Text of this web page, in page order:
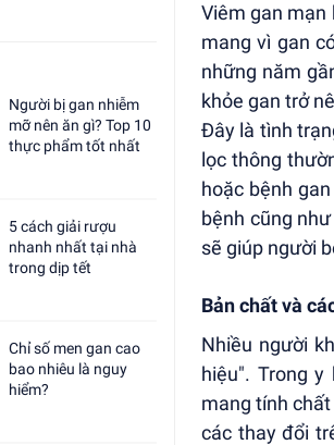
Người bị gan nhiễm
mỡ nên ăn gì? Top 10
thực phẩm tốt nhất
5 cách giải rượu
nhanh nhất tại nhà
trong dịp tết
Chỉ số men gan cao
bao nhiêu là nguy
hiểm?
Viêm gan mạn
mang vì gan
những năm
khỏe gan trở
Đây là tình
lọc thông
hoặc bệnh
bệnh cũng
sẽ giúp người
Bản chất và
Nhiều người
hiệu". Trong
mang tính
các thay đổi